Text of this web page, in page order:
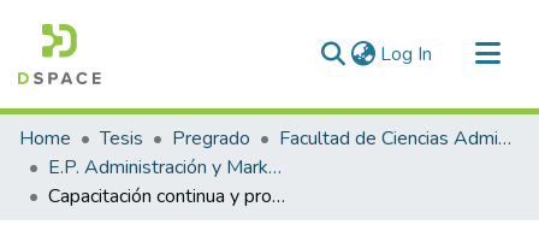
Log In (current)
Communities & Collections
All of DSpace
Statistics
Home Tesis Pregrado
Facultad de Ciencias Administrativas
E.P. Administración y Marketing
Capacitación continua y productividad en los empleados administrativos de la Universidad Nacional de Juliaca, año 2025